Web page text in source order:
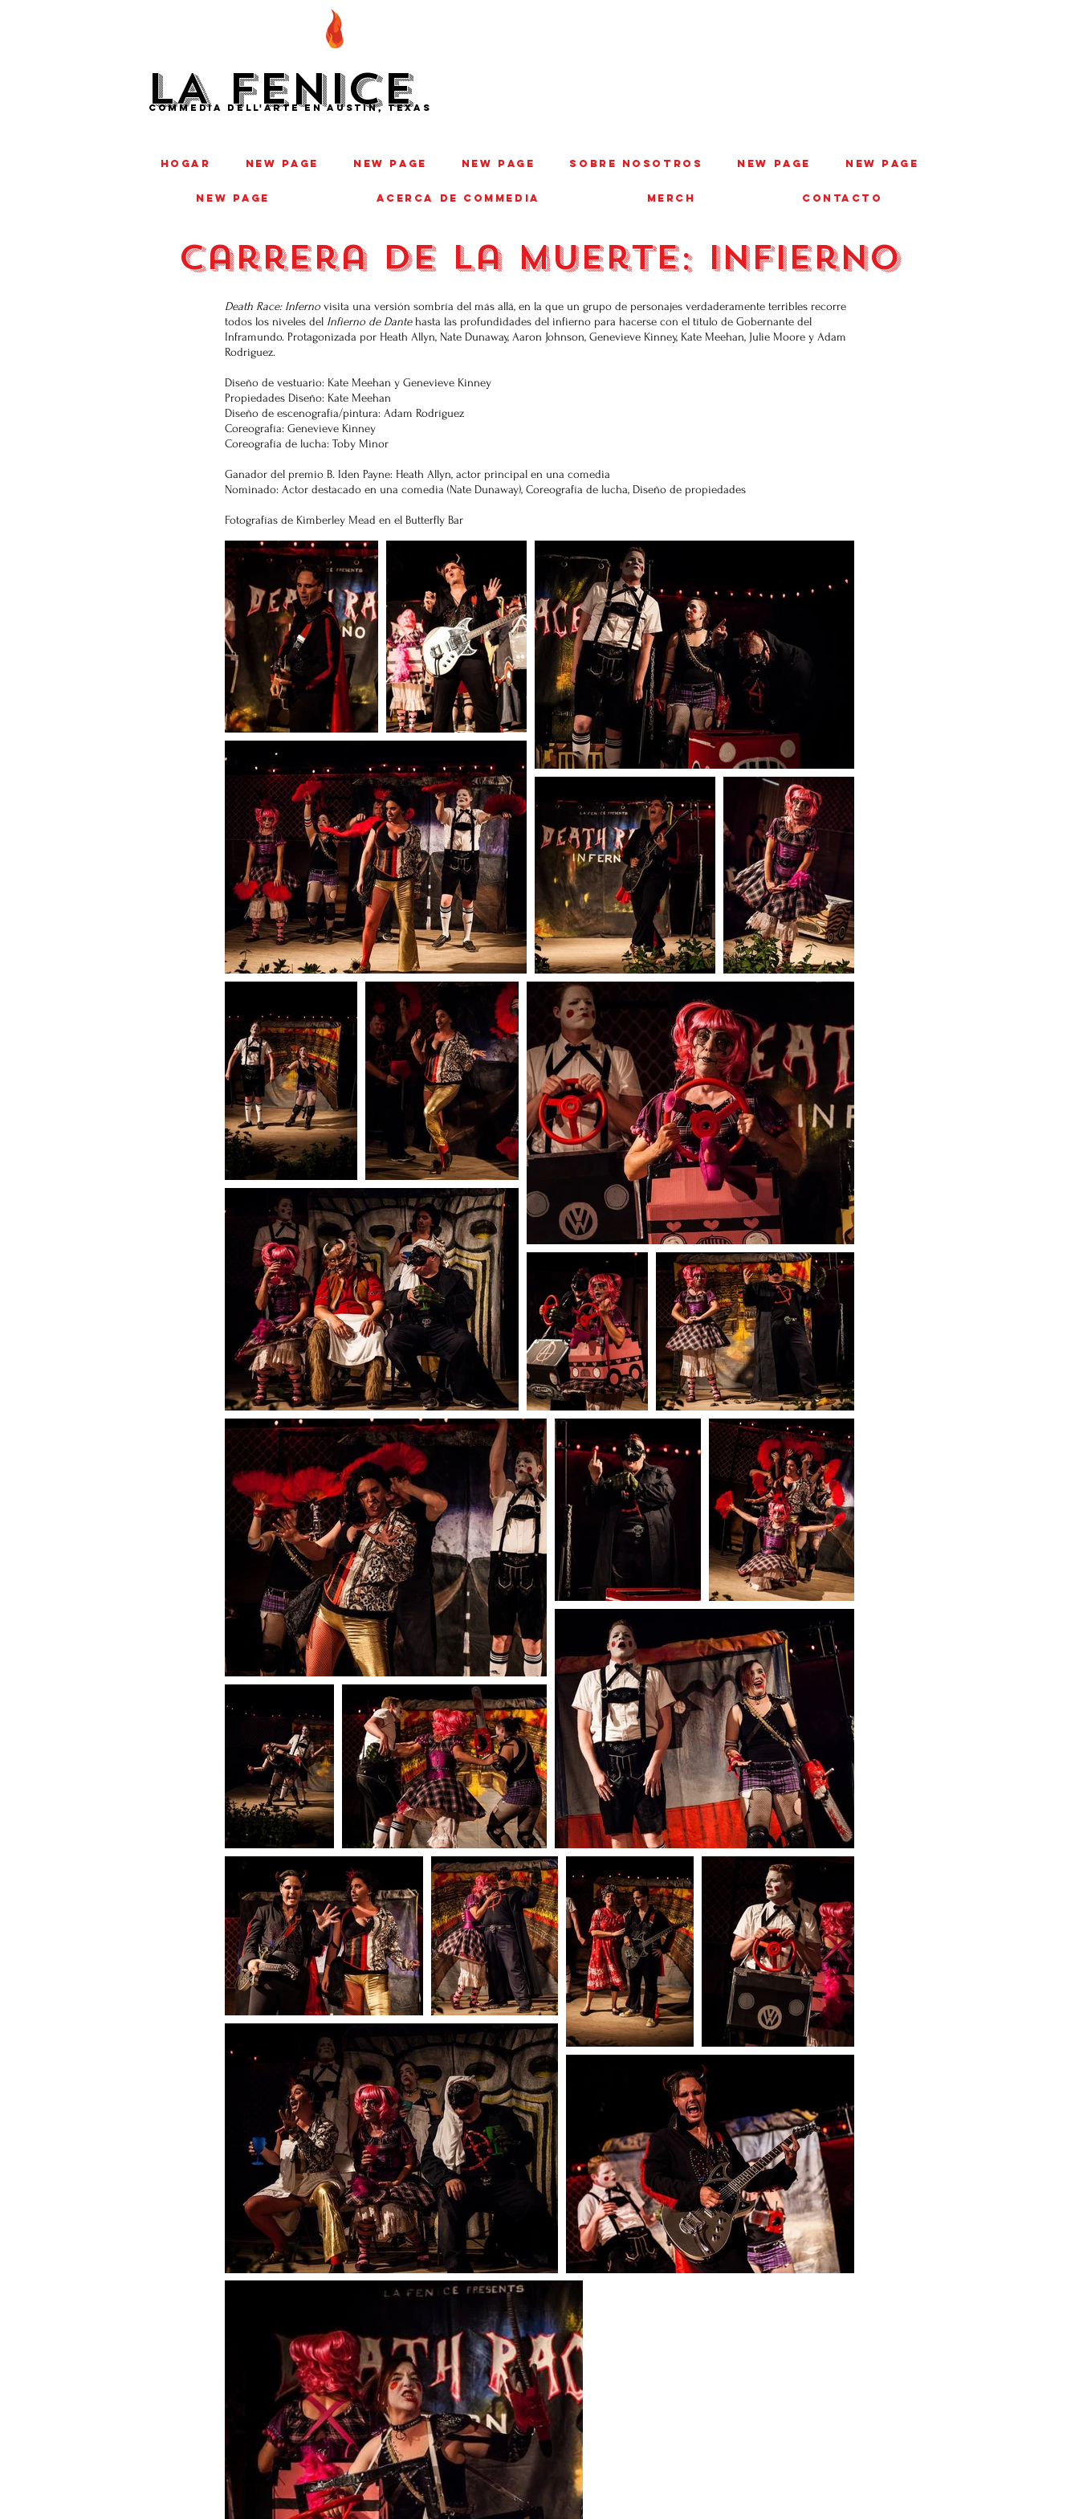
LA FENICE
COMMEDIA DELL'ARTE EN AUSTIN, TEXAS
HOGAR New Page New Page New Page SOBRE NOSOTROS New Page New Page
New Page ACERCA DE COMMEDIA MERCH CONTACTO
carrera de la muerte: infierno
Death Race: Inferno visita una versión sombría del más allá, en la que un grupo de personajes verdaderamente terribles recorre
todos los niveles del Infierno de Dantehasta las profundidades del infierno para hacerse con el título de Gobernante del
Inframundo. Protagonizada por Heath Allyn, Nate Dunaway, Aaron Johnson, Genevieve Kinney, Kate Meehan, Julie Moore y Adam
Rodriguez.
Diseño de vestuario: Kate Meehan y Genevieve Kinney
Propiedades Diseño: Kate Meehan
Diseño de escenografía/pintura: Adam Rodríguez
Coreografía: Genevieve Kinney
Coreografía de lucha: Toby Minor
Ganador del premio B. Iden Payne: Heath Allyn, actor principal en una comedia
Nominado: Actor destacado en una comedia (Nate Dunaway), Coreografía de lucha, Diseño de propiedades
Fotografías de Kimberley Mead en el Butterfly Bar